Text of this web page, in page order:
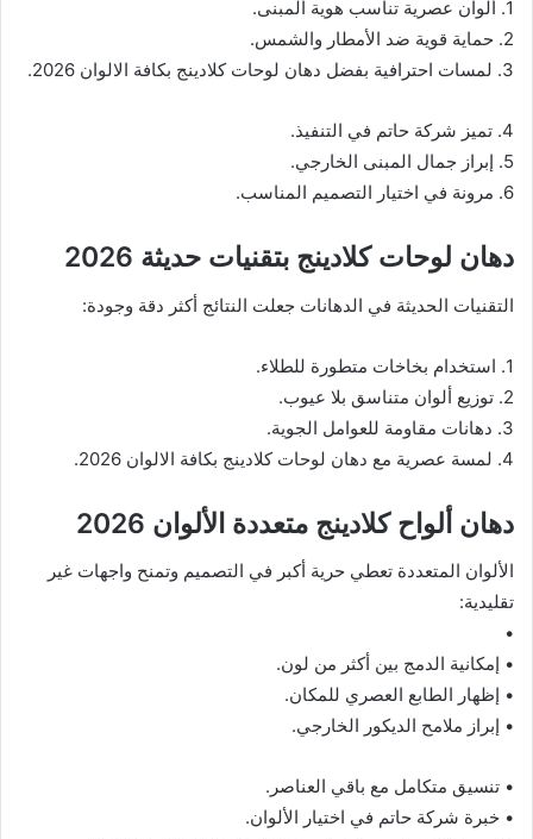
1. ألوان عصرية تناسب هوية المبنى.
2. حماية قوية ضد الأمطار والشمس.
3. لمسات احترافية بفضل دهان لوحات كلادينج بكافة الالوان 2026.
4. تميز شركة حاتم في التنفيذ.
5. إبراز جمال المبنى الخارجي.
6. مرونة في اختيار التصميم المناسب.
دهان لوحات كلادينج بتقنيات حديثة 2026
التقنيات الحديثة في الدهانات جعلت النتائج أكثر دقة وجودة:
1. استخدام بخاخات متطورة للطلاء.
2. توزيع ألوان متناسق بلا عيوب.
3. دهانات مقاومة للعوامل الجوية.
4. لمسة عصرية مع دهان لوحات كلادينج بكافة الالوان 2026.
دهان ألواح كلادينج متعددة الألوان 2026
الألوان المتعددة تعطي حرية أكبر في التصميم وتمنح واجهات غير
تقليدية:
•
• إمكانية الدمج بين أكثر من لون.
• إظهار الطابع العصري للمكان.
• إبراز ملامح الديكور الخارجي.
• تنسيق متكامل مع باقي العناصر.
• خبرة شركة حاتم في اختيار الألوان.